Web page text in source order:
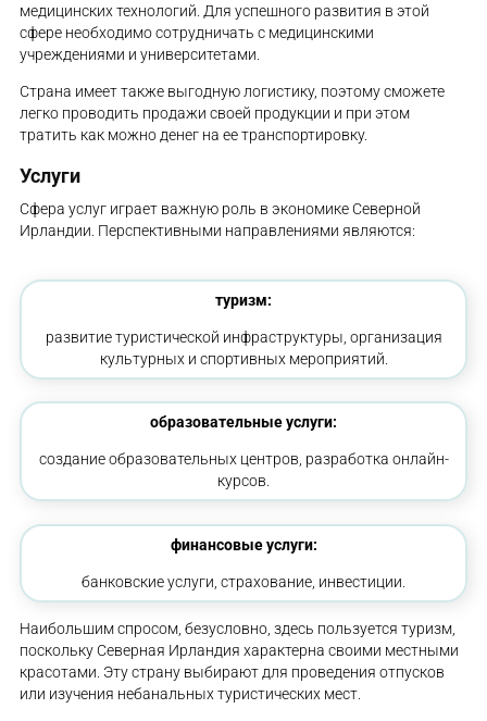
медицинских технологий. Для успешного развития в этой
сфере необходимо сотрудничать с медицинскими
учреждениями и университетами.
Страна имеет также выгодную логистику, поэтому сможете
легко проводить продажи своей продукции и при этом
тратить как можно денег на ее транспортировку.
Услуги
Сфера услуг играет важную роль в экономике Северной
Ирландии. Перспективными направлениями являются:
туризм:
развитие туристической инфраструктуры, организация
культурных и спортивных мероприятий.
образовательные услуги:
создание образовательных центров, разработка онлайн-
курсов.
финансовые услуги:
банковские услуги, страхование, инвестиции.
Наибольшим спросом, безусловно, здесь пользуется туризм,
поскольку Северная Ирландия характерна своими местными
красотами. Эту страну выбирают для проведения отпусков
или изучения небанальных туристических мест.